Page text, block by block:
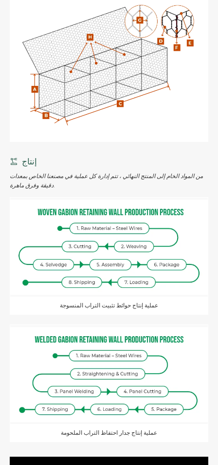
إنتاج
من المواد الخام إلى المنتج النهائي ، تتم إدارة كل عملية في مصنعنا الخاص بمعدات
دقيقة وفرق ماهرة.
عملية إنتاج حوائط تثبيت التراب المنسوجة
عملية إنتاج جدار احتفاظ التراب الملحومة